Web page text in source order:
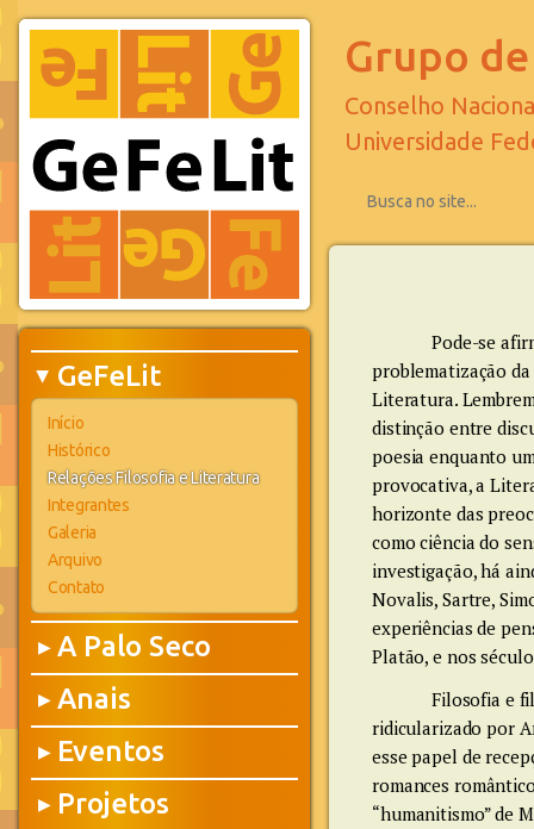
▶ GeFeLit
Início
Histórico
Relações Filosofia e Literatura
Integrantes
Galeria
Arquivo
Contato
▶ A Palo Seco
▶ Anais
▶ Eventos
▶ Projetos
Grupo
Conselho
Universidade
Pode-se
problematização
Literatura.
distinção entre
poesia enquanto
provocativa, a
horizonte das
como ciência do
investigação, há
Novalis, Sartre,
experiências de
Platão, e nos
Filosofia e
ridicularizado por
esse papel de
romances
“humanitismo” de